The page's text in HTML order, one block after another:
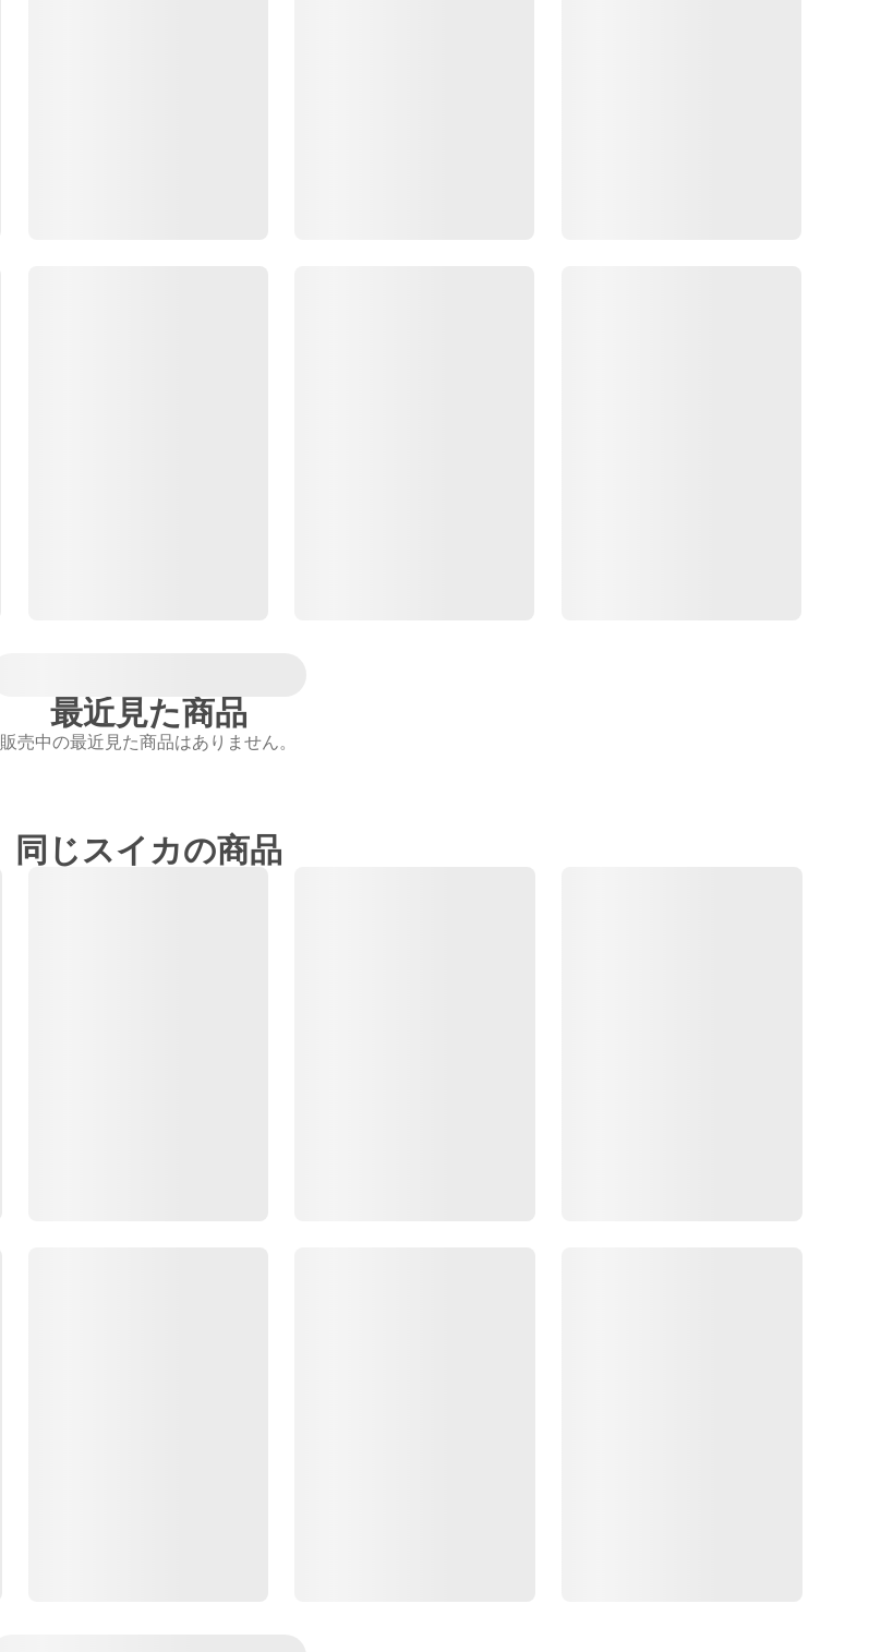
最近見た商品
販売中の最近見た商品はありません。
同じスイカの商品